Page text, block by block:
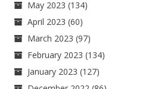
May 2023 (134)
April 2023 (60)
March 2023 (97)
February 2023 (134)
January 2023 (127)